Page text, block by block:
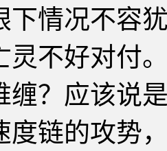
况不容犹
灵不好对付
应该说是
度链的攻势